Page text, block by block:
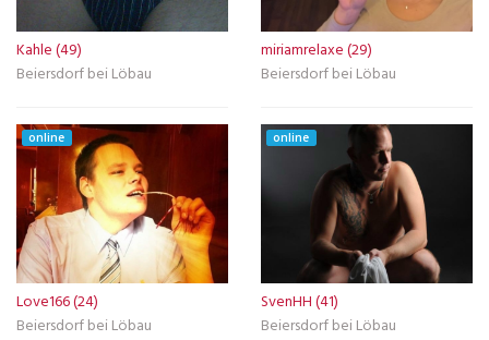
Kahle (49)
Beiersdorf bei Löbau
miriamrelaxe (29)
Beiersdorf bei Löbau
online
Love166 (24)
Beiersdorf bei Löbau
online
SvenHH (41)
Beiersdorf bei Löbau